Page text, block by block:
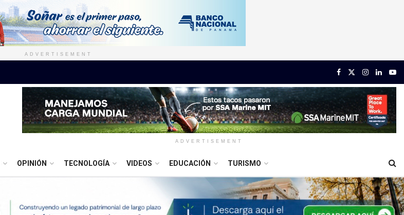
ADVERTISEMENT
ADVERTISEMENT
OPINIÓN TECNOLOGÍA VIDEOS EDUCACIÓN TURISMO